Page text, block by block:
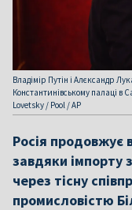
Владімір Путін і Алєксандр
Константинівському палаці в
Lovetsky / Pool / AP
Росія продовжує
завдяки імпорту
через тісну
промисловістю